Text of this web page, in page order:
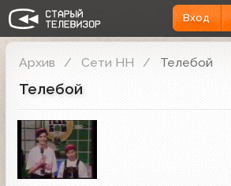
Вход
Архив Сети НН Телебой
Телебой